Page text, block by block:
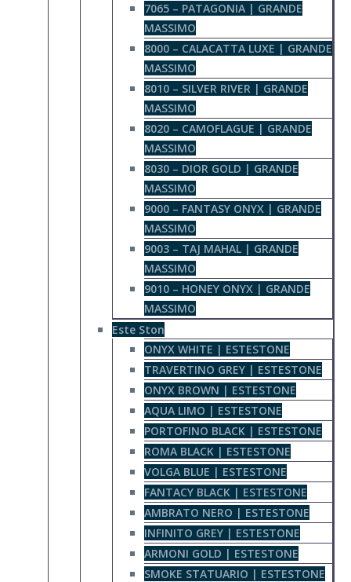
7065 – PATAGONIA | GRANDE
MASSIMO
8000 – CALACATTA LUXE | GRANDE
MASSIMO
8010 – SILVER RIVER | GRANDE
MASSIMO
8020 – CAMOFLAGUE | GRANDE
MASSIMO
8030 – DIOR GOLD | GRANDE
MASSIMO
9000 – FANTASY ONYX | GRANDE
MASSIMO
9003 – TAJ MAHAL | GRANDE
MASSIMO
9010 – HONEY ONYX | GRANDE
MASSIMO
Este Ston
ONYX WHITE | ESTESTONE
TRAVERTINO GREY | ESTESTONE
ONYX BROWN | ESTESTONE
AQUA LIMO | ESTESTONE
PORTOFINO BLACK | ESTESTONE
ROMA BLACK | ESTESTONE
VOLGA BLUE | ESTESTONE
FANTACY BLACK | ESTESTONE
AMBRATO NERO | ESTESTONE
INFINITO GREY | ESTESTONE
ARMONI GOLD | ESTESTONE
SMOKE STATUARIO | ESTESTONE